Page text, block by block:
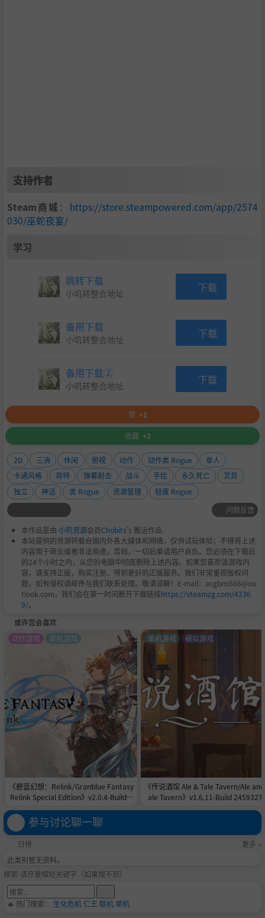
支持作者
Steam商城 ： https://store.steampowered.com/app/2574
030/巫蛇夜宴/
学习
跳转下载
小叽转整合地址 下载
备用下载
小叽转整合地址 下载
备用下载②
小叽转整合地址 下载
赞 +1
收藏 +2
2D 三消 休闲 俯视 动作 动作类 Rogue
单人
卡通风格
哥特 弹幕射击 战斗 手绘 永久死亡
灵异
独立
神话 类 Rogue 资源管理
轻度 Rogue
问题反馈
本作品是由 小叽资源会员Chobits's 搬运作品.
本站提供的资源转载自国内外各大媒体和网络，仅供试玩体验；不得将上述
内容用于商业或者非法用途，否则，一切后果请用户自负。您必须在下载后
的24个小时之内，从您的电脑中彻底删除上述内容。如果您喜欢该游戏内
容，请支持正版，购买注册，得到更好的正版服务。我们非常重视版权问
题，如有侵权请邮件与我们联系处理。敬请谅解！E-mail：acgbns666@ou
tlook.com，我们会在第一时间断开下载链接https://steamzg.com/4236
9/。
或许您会喜欢
《碧蓝幻想：Relink/Granblue Fantasy
Relink Special Edition》v2.0.4-Build 2
28.5GB
动作游戏 单机游戏
《传说酒馆 Ale & Tale Tavern/Ale
ale Tavern》v1.6.11-Build
单机游戏 模拟游戏
参与讨论聊一聊
日榜
更多 »
此类别暂无资料。
搜索-请尽量缩短关键字（如果搜不到）
🔥 热门搜索： 生化危机仁王 联机单机